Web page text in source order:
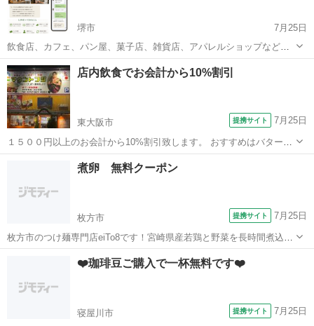
堺市
7月25日
飲食店、カフェ、パン屋、菓子店、雑貨店、アパレルショップなど、
地域のお店を運営されている方へ。 このようなお悩みはありません
か？ ・新規のお客様は来るけれど、リピーターにつながらない ・
Instagramを...
大阪 堺市 カフェ
店内飲食でお会計から10%割引
東大阪市 提携サイト 7月25日
１５００円以上のお会計から10%割引致します。 おすすめはバターチ
キンカレー、明太子ナンです。 平日11:00〜14：30 17：00〜22：30
土日祝 11：00〜22：30 第1、第3月曜日 休み（祝日の場合は翌日）
東大阪市 カレー
煮卵 無料クーポン
枚方市 提携サイト 7月25日
枚方市のつけ麺専門店eiTo8です！宮崎県産若鶏と野菜を長時間煮込ん
だ濃厚スープと魚介だしのWスープは、国産小麦使用の極太麺との絡
みが抜群！とりしおラーメン、あぶら麺もオススメの一杯です。
ラーメン
❤️珈琲豆ご購入で一杯無料です❤️
寝屋川市 提携サイト 7月25日